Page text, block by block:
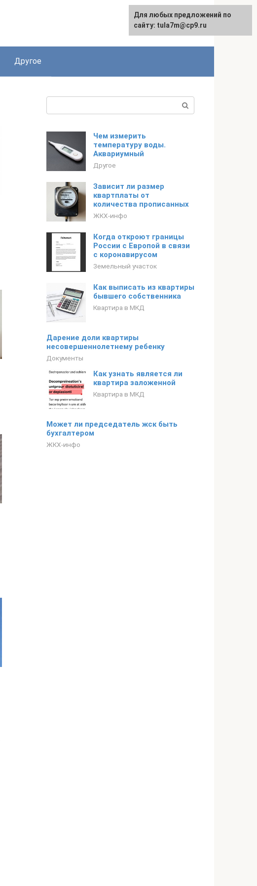
Другое
Чем измерить
температуру воды.
Аквариумный
Другое
Зависит ли размер
квартплаты от
количества прописанных
ЖКХ-инфо
Когда откроют границы
России с Европой в связи
с коронавирусом
Земельный участок
Как выписать из квартиры
бывшего собственника
Квартира в МКД
Дарение доли квартиры
несовершеннолетнему ребенку
Документы
Как узнать является ли
квартира заложенной
Квартира в МКД
Может ли председатель жск быть
бухгалтером
ЖКХ-инфо
Для любых предложений по
сайту: tula7m@cp9.ru